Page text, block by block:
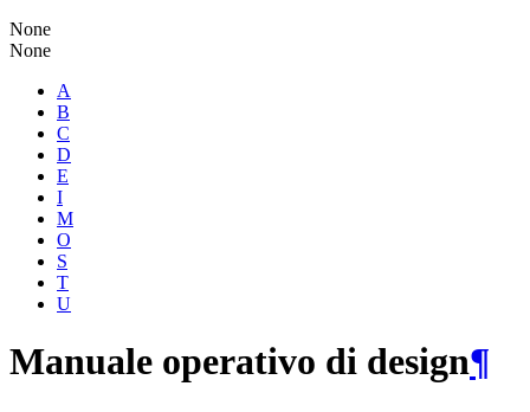
None
None
A
B
C
D
E
I
M
O
S
T
U
Manuale operativo di design¶